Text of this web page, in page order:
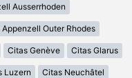
Ausserrhoden
Outer Rhodes
Citas Genève Citas Glarus
Luzern Citas Neuchâtel